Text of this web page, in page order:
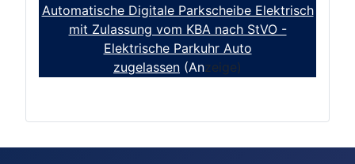
Automatische Digitale Parkscheibe Elektrisch
mit Zulassung vom KBA nach StVO -
Elektrische Parkuhr Auto
zugelassen (Anzeige)